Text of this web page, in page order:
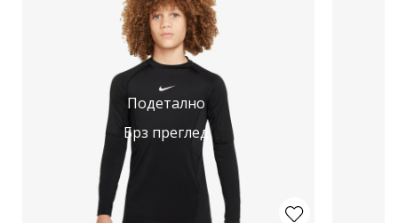
Подетално
Брз преглед